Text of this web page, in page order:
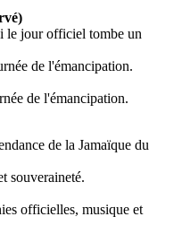
le jour officiel tombe un
de l'émancipation.
de l'émancipation.
de la Jamaïque du
souveraineté.
officielles, musique et